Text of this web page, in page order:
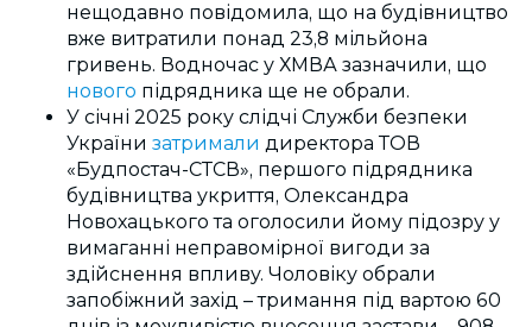
нещодавно повідомила, що на будівництво
вже витратили понад 23,8 мільйона
гривень. Водночас у ХМВА зазначили, що
нового підрядника ще не обрали.
У січні 2025 року слідчі Служби безпеки
України затримали директора ТОВ
«Будпостач-СТСВ», першого підрядника
будівництва укриття, Олександра
Новохацького та оголосили йому підозру у
вимаганні неправомірної вигоди за
здійснення впливу. Чоловіку обрали
запобіжний захід – тримання під вартою 60